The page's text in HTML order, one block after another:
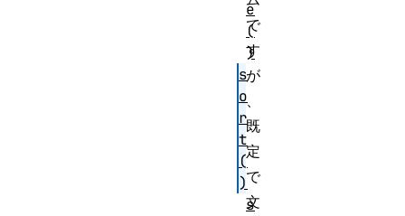
で
す
が
、
既
定
で
文
e
(
)
s
o
r
t
(
)
s